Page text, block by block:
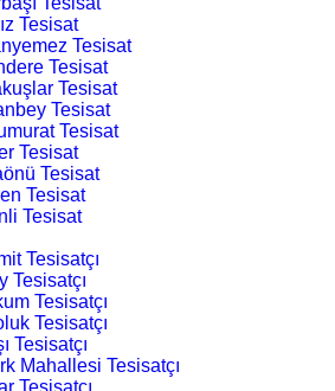
Tesisat
Tesisat
Tesisat
Tesisat
Tesisat
Tesisat
Tesisat
Tesisat
Tesisat
Tesisat
Tesisatçı
Tesisatçı
Tesisatçı
Tesisatçı
Tesisatçı
Mahallesi Tesisatçı
Tesisatçı